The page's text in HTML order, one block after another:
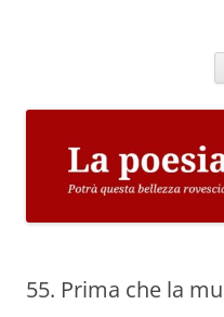
55. Prima che la